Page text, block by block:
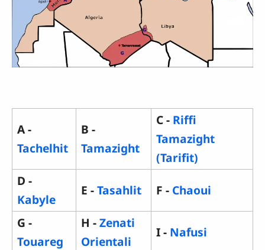
A -
Tachelhit
B -
Tamazight
C - Riffi
Tamazight
(Tarifit)
D -
Kabyle
E -Tasahlit F - Chaoui
G -
Touareg
H -Zenati
Orientali
I - Nafusi